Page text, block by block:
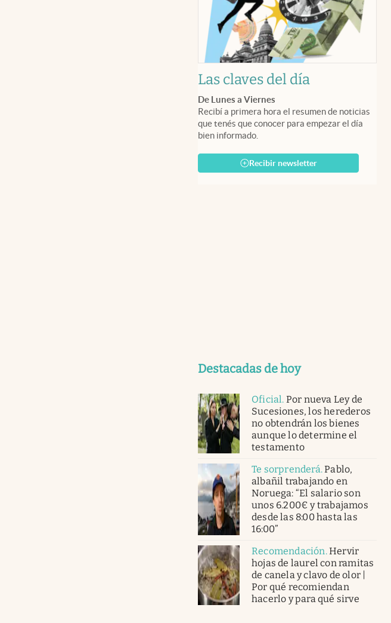
Las claves del día
De Lunes a Viernes
Recibí a primera hora el resumen de noticias
que tenés que conocer para empezar el día
bien informado.
Recibir newsletter
Destacadas de hoy
Oficial. Por nueva Ley de
Sucesiones, los herederos
no obtendrán los bienes
aunque lo determine el
testamento
Te sorprenderá.Pablo,
albañil trabajando en
Noruega: “El salario son
unos 6.200€ y trabajamos
desde las 8:00 hasta las
16:00”
Recomendación.Hervir
hojas de laurel con ramitas
de canela y clavo de olor |
Por qué recomiendan
hacerlo y para qué sirve